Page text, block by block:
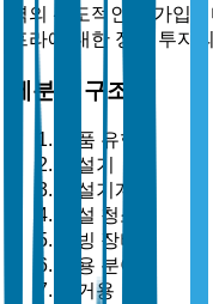
역의 선도적인 국가입
프라에 대한 정부 투자
세분화 구조
제품 유형별
제설기
제설기계
제설 청소기
제빙 장비
응용 분야별
주거용